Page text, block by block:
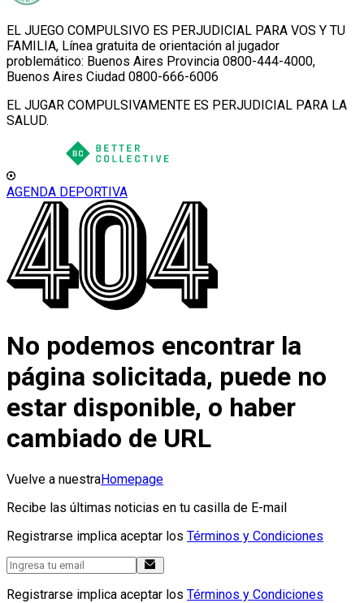
EL JUEGO COMPULSIVO ES PERJUDICIAL PARA VOS Y TU
FAMILIA, Línea gratuita de orientación al jugador
problemático: Buenos Aires Provincia 0800-444-4000,
Buenos Aires Ciudad 0800-666-6006
EL JUGAR COMPULSIVAMENTE ES PERJUDICIAL PARA LA
SALUD.
AGENDA DEPORTIVA
No podemos encontrar la
página solicitada, puede no
estar disponible, o haber
cambiado de URL
Vuelve a nuestraHomepage
Recibe las últimas noticias en tu casilla de E-mail
Registrarse implica aceptar los Términos y Condiciones
Registrarse implica aceptar los Términos y Condiciones